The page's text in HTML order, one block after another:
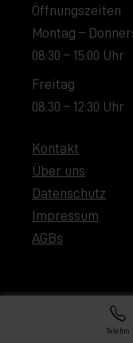
Öffnungszeiten
Montag –
08:30 – 15:00 Uhr
Freitag
08:30 – 12:30 Uhr
Kontakt
Über uns
Datenschutz
Impressum
AGBs
Telefon